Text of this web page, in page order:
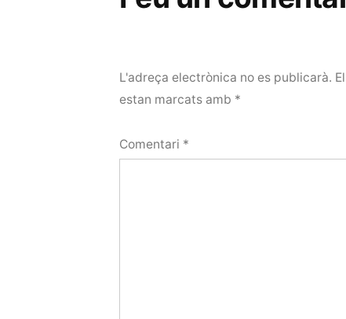
L'adreça electrònica no es publicarà.
estan marcats amb *
Comentari *